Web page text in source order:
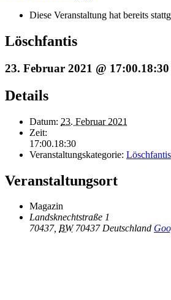
Diese Veranstaltung hat bereits
Löschfantis
23. Februar 2021 @ 17:00.18:30
Details
Datum: 23. Februar 2021
Zeit:
17:00.18:30
Veranstaltungskategorie: Löschfantis
Veranstaltungsort
Magazin
Landsknechtstraße 1
70437, BW 70437 Deutschland